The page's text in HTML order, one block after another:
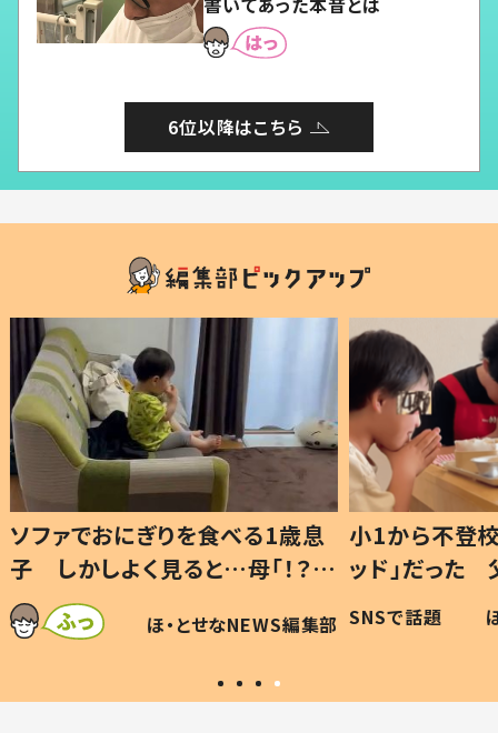
6位以降はこちら
歳息
」
可愛
編集部
小1から不登校、息子は「ギフテ
ッド」だった 父が“ウチ給食”を
作り続ける理由とは #令和の親
#令和の子
SNSで話題 ほ・とせなNEWS編集部
ひ孫
が、
「涙が
い」